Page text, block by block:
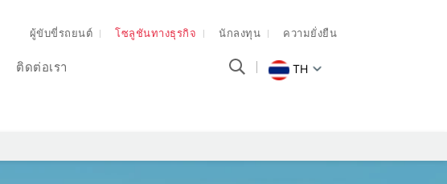
ผู้ขับขี่รถยนต์ โซลูชันทางธุรกิจ นักลงทุน ความยั่งยืน
ติดต่อเรา TH